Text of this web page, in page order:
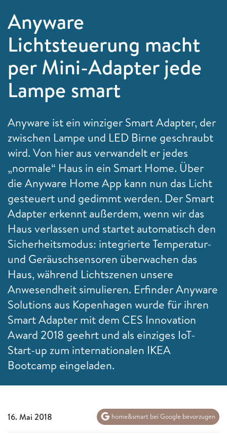
Anyware
Lichtsteuerung macht
per Mini-Adapter jede
Lampe smart
Anyware ist ein winziger Smart Adapter, der
zwischen Lampe und LED Birne geschraubt
wird. Von hier aus verwandelt er jedes
„normale“ Haus in ein Smart Home. Über
die Anyware Home App kann nun das Licht
gesteuert und gedimmt werden. Der Smart
Adapter erkennt außerdem, wenn wir das
Haus verlassen und startet automatisch den
Sicherheitsmodus: integrierte Temperatur-
und Geräuschsensoren überwachen das
Haus, während Lichtszenen unsere
Anwesendheit simulieren. Erfinder Anyware
Solutions aus Kopenhagen wurde für ihren
Smart Adapter mit dem CES Innovation
Award 2018 geehrt und als einziges IoT-
Start-up zum internationalen IKEA
Bootcamp eingeladen.
16. Mai 2018 home&smart bei Google bevorzugen